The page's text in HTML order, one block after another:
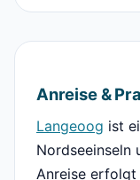
Anreise &
Langeoog ist
Nordseeinseln
Anreise erfolgt